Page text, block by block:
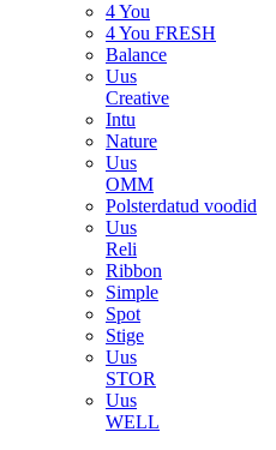
4 You
4 You FRESH
Balance
Uus
Creative
Intu
Nature
Uus
OMM
Polsterdatud voodid
Uus
Reli
Ribbon
Simple
Spot
Stige
Uus
STOR
Uus
WELL